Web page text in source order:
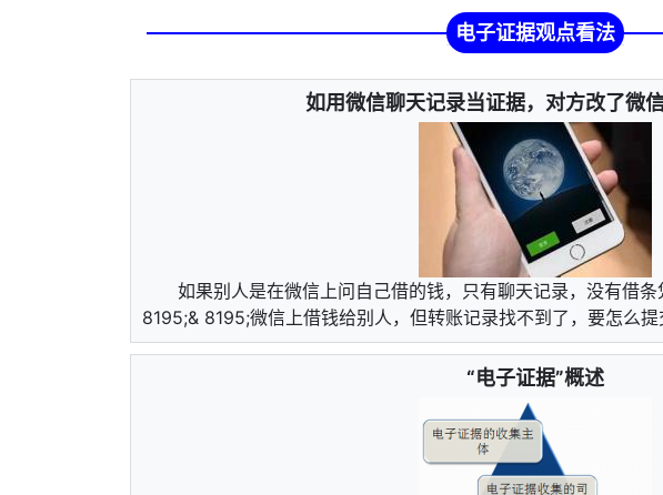
电子证据观点看法
如用微信聊天记录当证据，对方改了微
如果别人是在微信上问自己借的钱，只有聊天记录，没有借
8195;& 8195;微信上借钱给别人，但转账记录找不到了，要怎么提
“电子证据”概述